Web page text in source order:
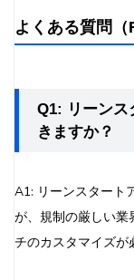
よくある質問（
Q1: リーンス
きますか？
A1: リーンスタート
が、規制の厳しい業
チのカスタマイズが